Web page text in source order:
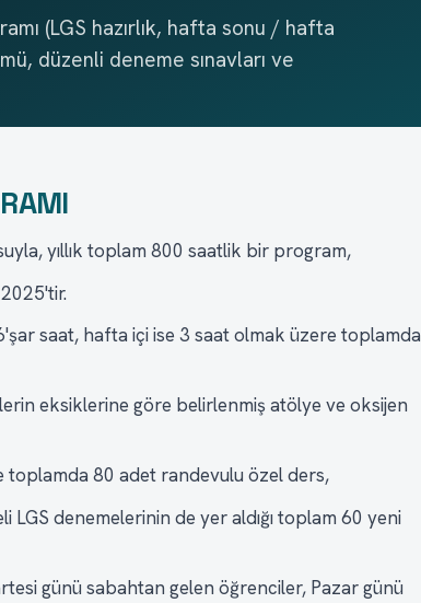
(LGS hazırlık, hafta sonu / hafta
düzenli deneme sınavları ve
yıllık toplam 800 saatlik bir program,
saat, hafta içi ise 3 saat olmak üzere toplamda
eksiklerine göre belirlenmiş atölye ve oksijen
toplamda 80 adet randevulu özel ders,
LGS denemelerinin de yer aldığı toplam 60 yeni
günü sabahtan gelen öğrenciler, Pazar günü